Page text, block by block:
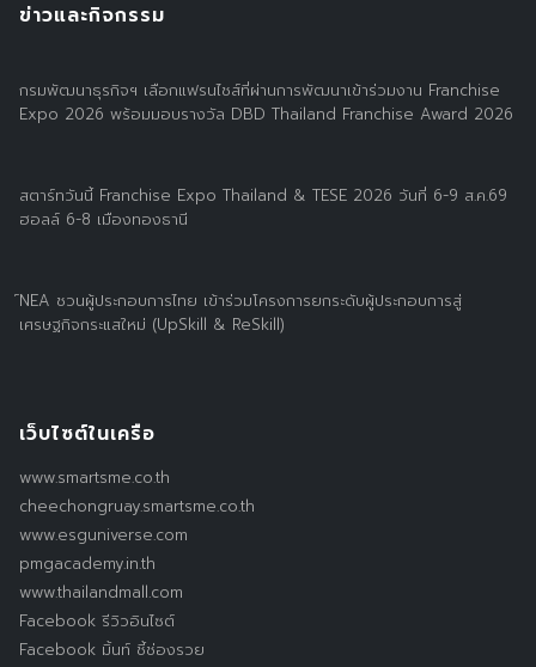
ข่าวและกิจกรรม
กรมพัฒนาธุรกิจฯ เลือกแฟรนไชส์ที่ผ่านการพัฒนาเข้าร่วมงาน Franchise
Expo 2026 พร้อมมอบรางวัล DBD Thailand Franchise Award 2026
สตาร์ทวันนี้ Franchise Expo Thailand & TESE 2026 วันที่ 6-9 ส.ค.69
ฮอลล์ 6-8 เมืองทองธานี
์NEA ชวนผู้ประกอบการไทย เข้าร่วมโครงการยกระดับผู้ประกอบการสู่
เศรษฐกิจกระแสใหม่ (UpSkill & ReSkill)
เว็บไซต์ในเครือ
www.smartsme.co.th
cheechongruay.smartsme.co.th
www.esguniverse.com
pmgacademy.in.th
www.thailandmall.com
Facebook รีวิวอินไซต์
Facebook มิ้นท์ ชี้ช่องรวย